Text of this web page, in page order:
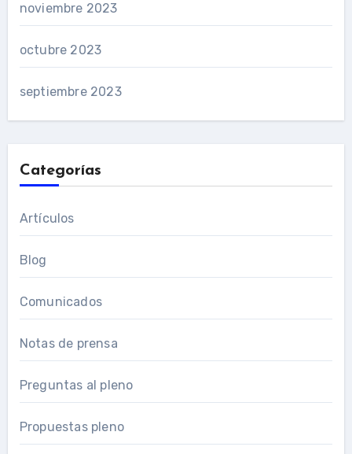
noviembre 2023
octubre 2023
septiembre 2023
Categorías
Artículos
Blog
Comunicados
Notas de prensa
Preguntas al pleno
Propuestas pleno